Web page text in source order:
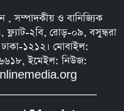
, সম্পাদকীয় ও বানিজ্যিক
২বি, রোড়-০৯, বসুন্ধরা
১২১২। মোবাইল:
ইমেইল: নিউজ: